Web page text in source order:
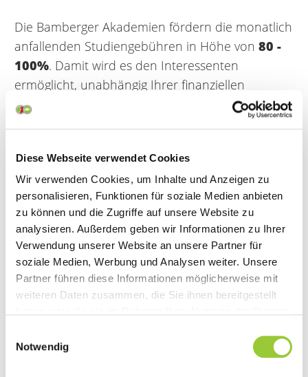
Diese Webseite verwendet Cookies
Wir verwenden Cookies, um Inhalte und Anzeigen zu
personalisieren, Funktionen für soziale Medien anbieten
zu können und die Zugriffe auf unsere Website zu
analysieren. Außerdem geben wir Informationen zu Ihrer
Verwendung unserer Website an unsere Partner für
soziale Medien, Werbung und Analysen weiter. Unsere
Partner führen diese Informationen möglicherweise mit
weiteren Daten zusammen, die Sie ihnen bereitgestellt
Cookies, wenn Sie unsere Webseite weiterhin nutzen.
Notwendig
Die Bamberger Akademien fördern die monatlich
anfallenden Studiengebühren in Höhe von 80 -
100%. Damit wird es den Interessenten
ermöglicht, unabhängig Ihrer finanziellen
Möglichkeiten, einen weiterqualifizierenden
Mitarbeitenden vor Beginn des Studiums
festgelegt und im Rahmen einer
Qualifizierungsvereinbarung vereinbart.
Neben den Voraussetzungen der Hochschule
muss der Anwärter die für die Förderung
bestimmten Auswahlkriterien erfüllen.
Ein Stipendium wird nicht vergeben, wenn der
durch eine der in § 1 Absatz 3 StipG